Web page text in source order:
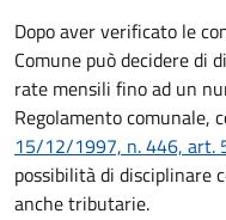
Dopo aver verificato le
Comune può decidere di
rate mensili fino ad un
Regolamento comunale,
15/12/1997, n. 446, art.
possibilità di disciplinare
anche tributarie.